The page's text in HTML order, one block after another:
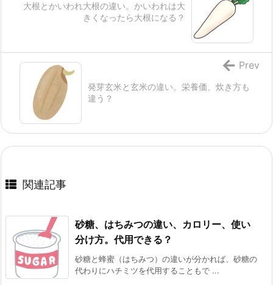
大根とかいわれ大根の違い。かいわれは大
きくなったら大根になる？
発芽玄米と玄米の違い。栄養価、炊き方も
違う？
Prev
関連記事
砂糖、はちみつの違い、カロリー、使い
分け方。代用できる？
砂糖と蜂蜜（はちみつ）の違いが分かれば、砂糖の
代わりにハチミツを代用することもで ...